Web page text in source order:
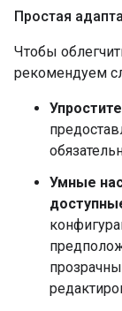
Простая
Чтобы
рекомендуем
Умные